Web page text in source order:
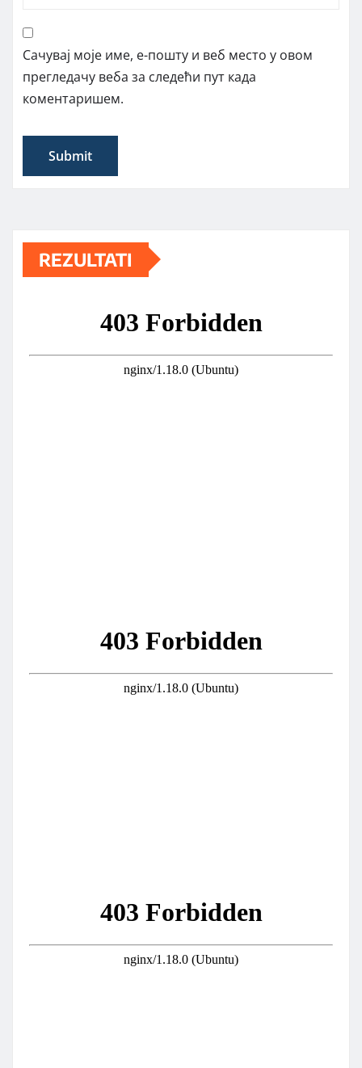
Сачувај моје име, е-пошту и веб место у овом
прегледачу веба за следећи пут када
коментаришем.
REZULTATI